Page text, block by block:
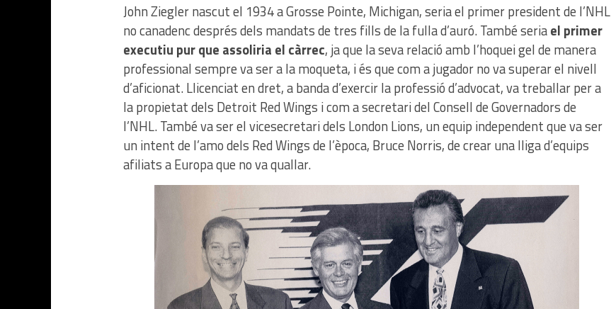
John Ziegler nascut el 1934 a Grosse Pointe, Michigan, seria el primer president de l’NHL
no canadenc després dels mandats de tres fills de la fulla d’auró. També seriael primer
executiu pur que assoliria el càrrec, ja que la seva relació amb l’hoquei gel de manera
professional sempre va ser a la moqueta, i és que com a jugador no va superar el nivell
d’aficionat. Llicenciat en dret, a banda d’exercir la professió d’advocat, va treballar per a
la propietat dels Detroit Red Wings i com a secretari del Consell de Governadors de
l’NHL. També va ser el vicesecretari dels London Lions, un equip independent que va ser
un intent de l’amo dels Red Wings de l’època, Bruce Norris, de crear una lliga d’equips
afiliats a Europa que no va quallar.